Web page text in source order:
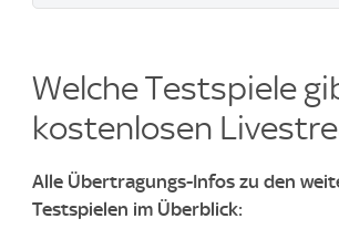
Welche Testspiele
kostenlosen
Alle Übertragungs-Infos zu den
Testspielen im Überblick: